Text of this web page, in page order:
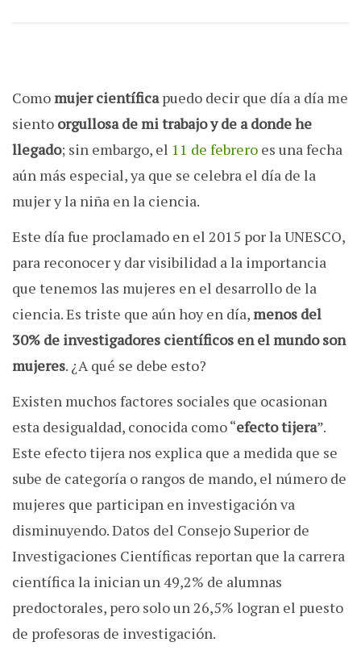
Comomujer científicapuedo decir que día a día me
siento orgullosa de mi trabajo y de a donde he
llegado; sin embargo, el 11 de febrero es una fecha
aún más especial, ya que se celebra el día de la
mujer y la niña en la ciencia.
Este día fue proclamado en el 2015 por la UNESCO,
para reconocer y dar visibilidad a la importancia
que tenemos las mujeres en el desarrollo de la
ciencia. Es triste que aún hoy en día,menos del
30% de investigadores científicos en el mundo son
mujeres. ¿A qué se debe esto?
Existen muchos factores sociales que ocasionan
esta desigualdad, conocida como “efecto tijera”.
Este efecto tijera nos explica que a medida que se
sube de categoría o rangos de mando, el número de
mujeres que participan en investigación va
disminuyendo. Datos del Consejo Superior de
Investigaciones Científicas reportan que la carrera
científica la inician un 49,2% de alumnas
predoctorales, pero solo un 26,5% logran el puesto
de profesoras de investigación.